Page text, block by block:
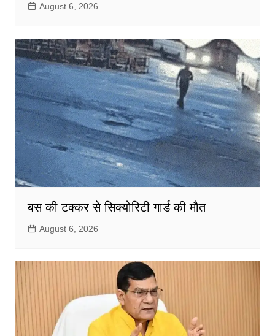
August 6, 2026
बस की टक्कर से सिक्योरिटी गार्ड की मौत
August 6, 2026